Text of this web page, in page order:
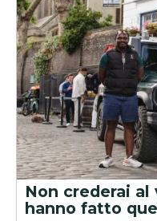
Non crederai
hanno fatto